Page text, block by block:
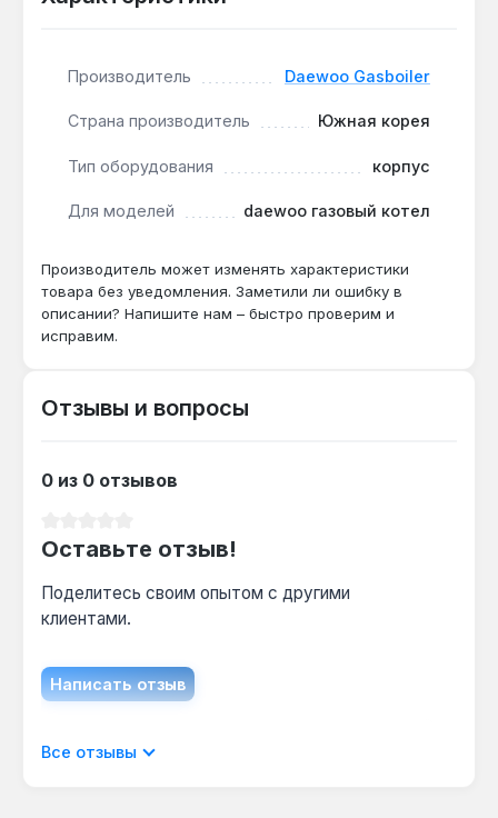
деталь разработана специально для котлов
гарантирует идеальную посадку без
Плановое обслуживание: замена старой или
потерявшей презентабельность панели
подготовке котла к отопительному сезону.
Панель подходит для котлов Daewoo Gasboiler
при ремонте корпуса или плановой замене
изношенных элементов. Гарантия 1 год, доставка
Производитель Daewoo Gasboiler
Страна производитель Южная корея
Тип оборудования корпус
Для моделей daewoo газовый котел
Производитель может изменять характеристики
товара без уведомления. Заметили ли ошибку в
описании? Напишите нам – быстро проверим и
исправим.
Отзывы и вопросы
0 из 0 отзывов
Оставьте отзыв!
Поделитесь своим опытом с другими
клиентами.
Написать отзыв
Отображать отзывы только на текущем
Все отзывы